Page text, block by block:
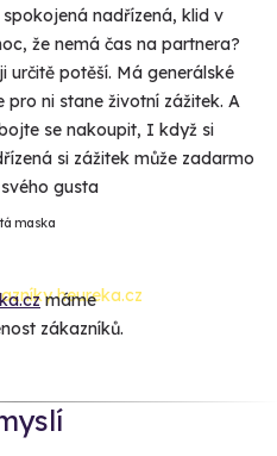
nadřízená, klid v
že nemá čas na partnera?
ji určitě potěší. Má generálské
pro ni stane životní zážitek. A
se nakoupit, I když si
si zážitek může zadarmo
gusta
máme
zákazníků.